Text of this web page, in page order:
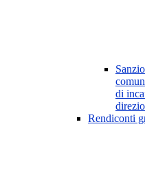
di
Rendiconti